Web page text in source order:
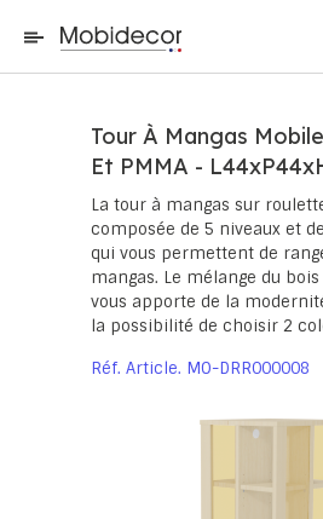
La boutique ne fonctionnera pas
les cookies sont désactivés.
Tour À Mangas
Et PMMA -
La tour à mangas sur
composée de 5 niveaux et
qui vous permettent de
mangas. Le mélange du bois
vous apporte de la
la possibilité de choisir 2
Réf. Article MO-DRR000008